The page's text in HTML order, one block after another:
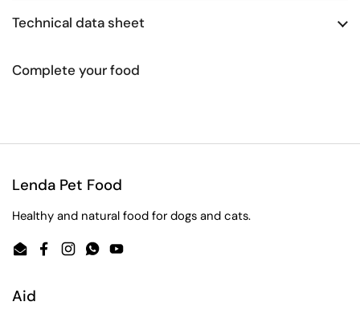
Technical data sheet
Complete your food
Lenda Pet Food
Healthy and natural food for dogs and cats.
EmailFacebook
Instagram
WhatsApp
YouTube
Aid